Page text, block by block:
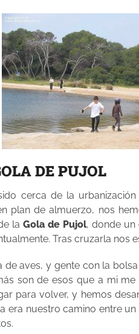
DE PUJOL
cerca de la
plan de almuerzo, nos
la Gola de Pujol, donde un
Tras cruzarla nos
aves, y gente con la
son de esos que a mi
para volver, y hemos
era nuestro camino entre